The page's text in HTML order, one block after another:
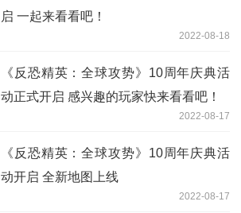
启 一起来看看吧！
2022-08-18
《反恐精英：全球攻势》10周年庆典活
动正式开启 感兴趣的玩家快来看看吧！
2022-08-17
《反恐精英：全球攻势》10周年庆典活
动开启 全新地图上线
2022-08-17